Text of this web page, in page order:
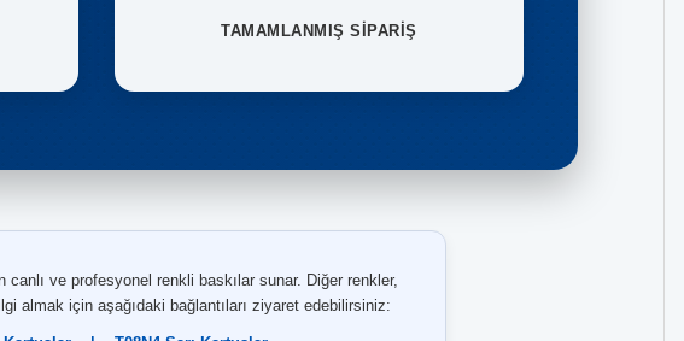
TAMAMLANMIŞ SİPARİŞ
canlı ve profesyonel renkli baskılar sunar. Diğer renkler,
almak için aşağıdaki bağlantıları ziyaret edebilirsiniz: